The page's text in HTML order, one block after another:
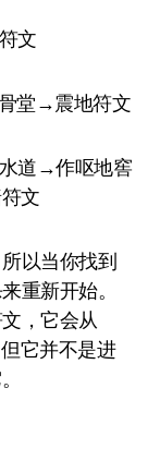
文
堂→震地符文
道→作呕地窖
文
以当你找到
重新开始。
，它会从
它并不是进